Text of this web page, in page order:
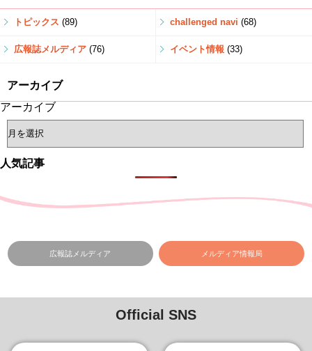
トピックス (89) challenged navi (68)
広報誌メルディア (76) イベント情報 (33)
アーカイブ
アーカイブ
人気記事
広報誌メルディア メルディア情報局
Official SNS